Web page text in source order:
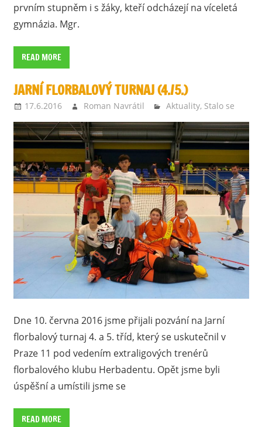
prvním stupněm i s žáky, kteří odcházejí na víceletá
gymnázia. Mgr.
READ MORE
JARNÍ FLORBALOVÝ TURNAJ (4./5.)
17.6.2016 Roman Navrátil Aktuality, Stalo se
Dne 10. června 2016 jsme přijali pozvání na Jarní
florbalový turnaj 4. a 5. tříd, který se uskutečnil v
Praze 11 pod vedením extraligových trenérů
florbalového klubu Herbadentu. Opět jsme byli
úspěšní a umístili jsme se
READ MORE